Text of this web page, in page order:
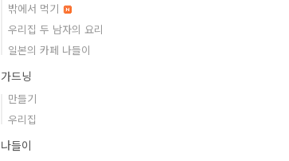
밖에서 먹기
우리집 두 남자의 요리
일본의 카페 나들이
가드닝
만들기
우리집
나들이